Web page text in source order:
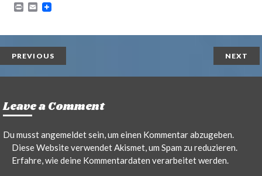
P
n
t
E
i
l
PREVIOUS NEXT
Leave a Comment
Du musstangemeldetsein, um einen Kommentar abzugeben.
Diese Website verwendet Akismet, um Spam zu reduzieren.
Erfahre, wie deine Kommentardaten verarbeitet werden.